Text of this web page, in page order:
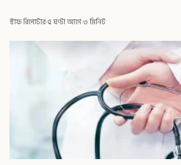
স্টাফ রিপোর্টার·৫ ঘণ্টা আগে·৩ মিনিট